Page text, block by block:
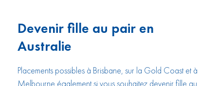
Devenir fille au pair en
Australie
Placements possibles à Brisbane, sur la Gold Coast et à
Melbourne également si vous souhaitez devenir fille au